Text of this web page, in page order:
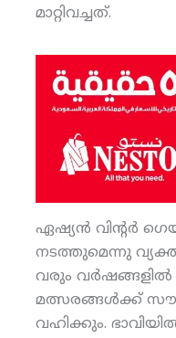
മാറ്റിവച്ചത്.
ഏഷ്യന്‍ വിന്റര്‍
നടത്തുമെന്നു
വരും വര്‍ഷങ്ങളില്‍
മത്സരങ്ങള്‍ക്ക്
വഹിക്കും.